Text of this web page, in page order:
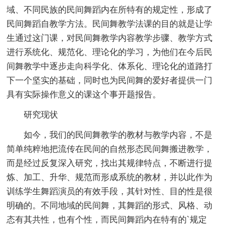
域、不同民族的民间舞蹈内在所特有的规定性，形成了
民间舞蹈自教学方法。民间舞教学法课的目的就是让学
生通过这门课，对民间舞教学内容教学步骤、教学方式
进行系统化、规范化、理论化的学习，为他们在今后民
间舞教学中逐步走向科学化、体系化、理论化的道路打
下一个坚实的基础，同时也为民间舞的爱好者提供一门
具有实际操作意义的课这个事开题报告。
研究现状
如今，我们的民间舞教学的教材与教学内容，不是
简单纯粹地把流传在民间的自然形态民间舞搬进教学，
而是经过反复深入研究，找出其规律特点，不断进行提
炼、加工、升华、规范而形成系统的教材，并以此作为
训练学生舞蹈演员的有效手段，其针对性、目的性是很
明确的。不同地域的民间舞，其舞蹈的形式、风格、动
态有其共性，也有个性，而民间舞蹈内在特有的`规定